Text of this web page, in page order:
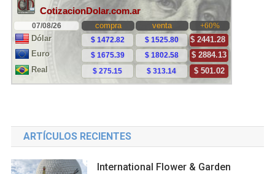
ARTÍCULOS RECIENTES
International Flower & Garden